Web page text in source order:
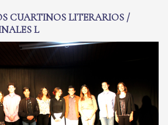
CUARTINOS LITERARIOS /
L